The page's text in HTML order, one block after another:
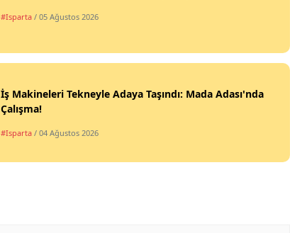
#Isparta / 05 Ağustos 2026
İş Makineleri Tekneyle Adaya Taşındı: Mada Adası'nda
Çalışma!
#Isparta / 04 Ağustos 2026